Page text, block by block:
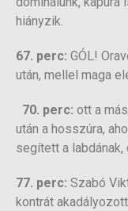
hiányzik.
67. perc: GÓL!
után, mellel maga
70. perc: ott a
után a hosszúra,
segített a labdának,
77. perc: Szabó
kontrát